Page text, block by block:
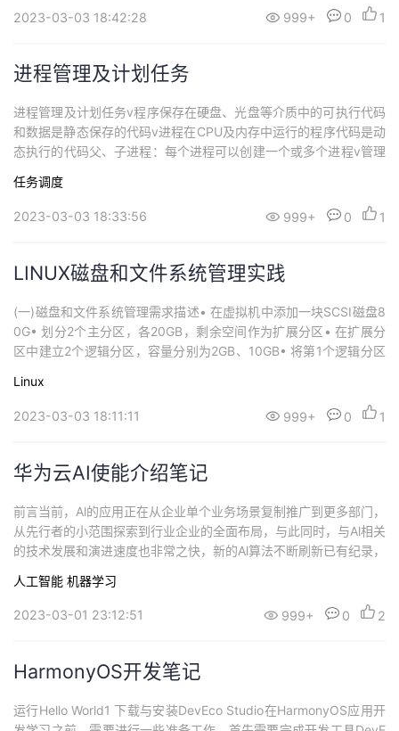
DISCOVER...
2023-03-03 18:42:28 999+ 0 1
进程管理及计划任务
进程管理及计划任务v程序保存在硬盘、光盘等介质中的可执行代码
和数据是静态保存的代码v进程在CPU及内存中运行的程序代码是动
态执行的代码父、子进程：每个进程可以创建一个或多个进程v管理
务：crontab -l [-u 用户名]删除计划任务：crontab -r [-u 用户
名]v时间数值的特殊表示方...
任务调度
2023-03-03 18:33:56 999+ 0 1
LINUX磁盘和文件系统管理实践
(一)磁盘和文件系统管理需求描述• 在虚拟机中添加一块SCSI磁盘8
0G• 划分2个主分区，各20GB，剩余空间作为扩展分区• 在扩展分
区中建立2个逻辑分区，容量分别为2GB、10GB• 将第1个逻辑分区
区• 将交换分区激活• 将新分区sdb1挂载到/home目录下• 服务器每
次开机自动挂载• 在扩展分区中建立2个逻辑分区，容...
Linux
2023-03-03 18:11:11 999+ 0 1
华为云AI使能介绍笔记
前言当前，Al的应用正在从企业单个业务场景复制推广到更多部门，
从先行者的小范围探索到行业企业的全面布局，与此同时，与Al相关
的技术发展和演进速度也非常之快，新的Al算法不断刷新已有纪录，
的过程中也遇到了非常多的困惑。针对Al应用当中的各种痛点，华为
公司提供全栈全场景AI解决方案，为客户提供了从底层AI芯片、Al框
人工智能 机器学习
2023-03-01 23:12:51 999+ 0 2
HarmonyOS开发笔记
运行Hello World1 下载与安装DevEco Studio在HarmonyOS应用开